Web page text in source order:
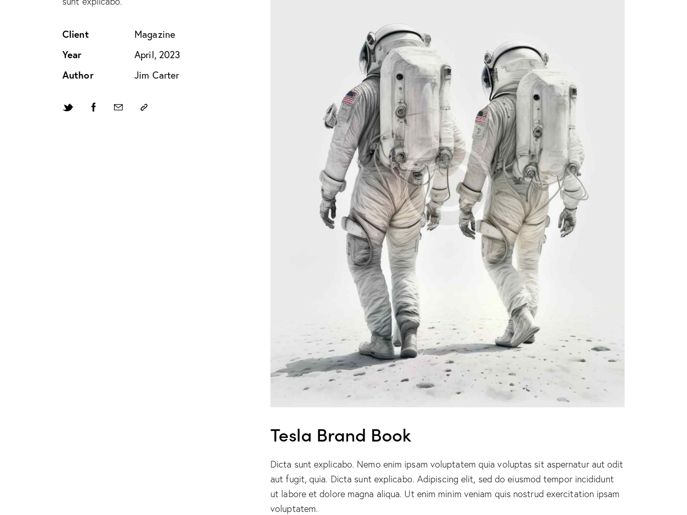
Client
Magazine
Year
April, 2023
Author
Jim Carter
Tesla Brand Book
Dicta sunt explicabo. Nemo enim ipsam voluptatem quia voluptas sit aspernatur aut odit
aut fugit, quia. Dicta sunt explicabo. Adipiscing elit, sed do eiusmod tempor incididunt
ut labore et dolore magna aliqua. Ut enim minim veniam quis nostrud exercitation ipsam
voluptatem.